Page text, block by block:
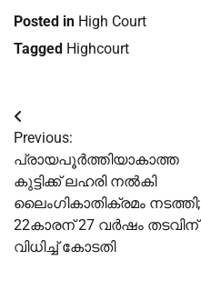
Posted in High Court
Tagged Highcourt
Post
navigation
Previous:
പ്രായപൂര്‍ത്തിയാകാത്ത
കുട്ടിക്ക് ലഹരി നല്‍കി
ലൈംഗികാതിക്രമം നടത്തി;
22കാരന് 27 വര്‍ഷം തടവിന്
വിധിച്ച്‌ കോടതി